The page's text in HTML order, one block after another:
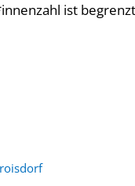
ist